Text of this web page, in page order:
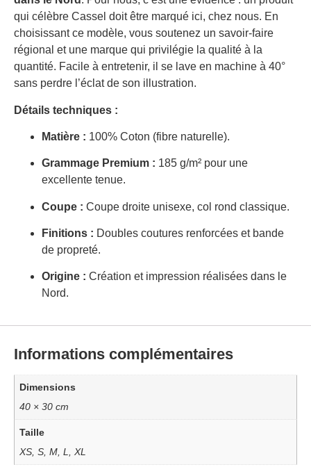
qui célèbre Cassel doit être marqué ici, chez nous. En
choisissant ce modèle, vous soutenez un savoir-faire
régional et une marque qui privilégie la qualité à la
quantité. Facile à entretenir, il se lave en machine à 40°
sans perdre l’éclat de son illustration.
Détails techniques :
Matière : 100% Coton (fibre naturelle).
Grammage Premium : 185 g/m² pour une
excellente tenue.
Coupe : Coupe droite unisexe, col rond classique.
Finitions : Doubles coutures renforcées et bande
de propreté.
Origine : Création et impression réalisées dans le
Nord.
Informations complémentaires
Dimensions
40 × 30 cm
Taille
XS, S, M, L, XL